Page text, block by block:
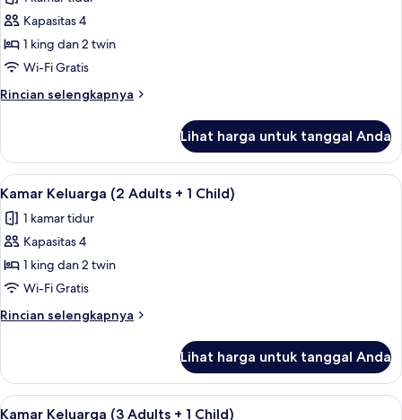
3
Adults)
Kamar
Keluarga
(3
4
Kapasitas 4
1 king dan 2 twin
Wi-Fi Gratis
Rincian selengkapnya
Rincian
Kamar
Keluarga
(3
4
Adults)
Lihat harga untuk tanggal Anda
Lihat
semua
foto
untuk
Kamar
Keluarga
(2
Adults
1
Child)
Minibar, brankas, meja kerja, dan
5
Kamar Keluarga (2 Adults + 1 Child)
1 kamar tidur
Kapasitas 4
1 king dan 2 twin
Wi-Fi Gratis
Rincian selengkapnya
Rincian
Kamar
Keluarga
(2
Lihat harga untuk tanggal Anda
Lihat
Minibar, brankas, meja kerja, dan
5
Kamar Keluarga (3 Adults + 1 Child)